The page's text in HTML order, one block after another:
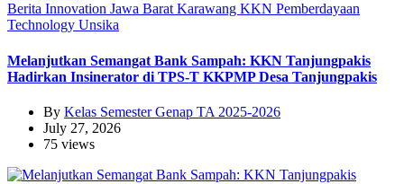
Berita Innovation Jawa Barat Karawang KKN Pemberdayaan
Technology Unsika
Melanjutkan Semangat Bank Sampah: KKN Tanjungpakis
Hadirkan Insinerator di TPS-T KKPMP Desa Tanjungpakis
By Kelas Semester Genap TA 2025-2026
July 27, 2026
75 views